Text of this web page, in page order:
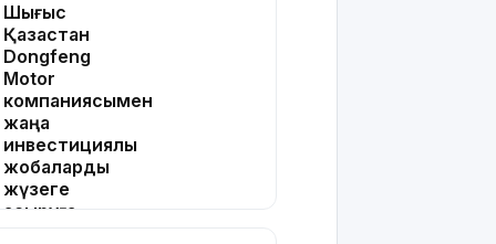
Шығыс
Қазақстан
Dongfeng
Motor
компаниясымен
жаңа
инвестициялық
жобаларды
жүзеге
асыруға